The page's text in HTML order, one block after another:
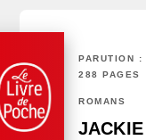
PARUTION
288 PAGES
ROMANS